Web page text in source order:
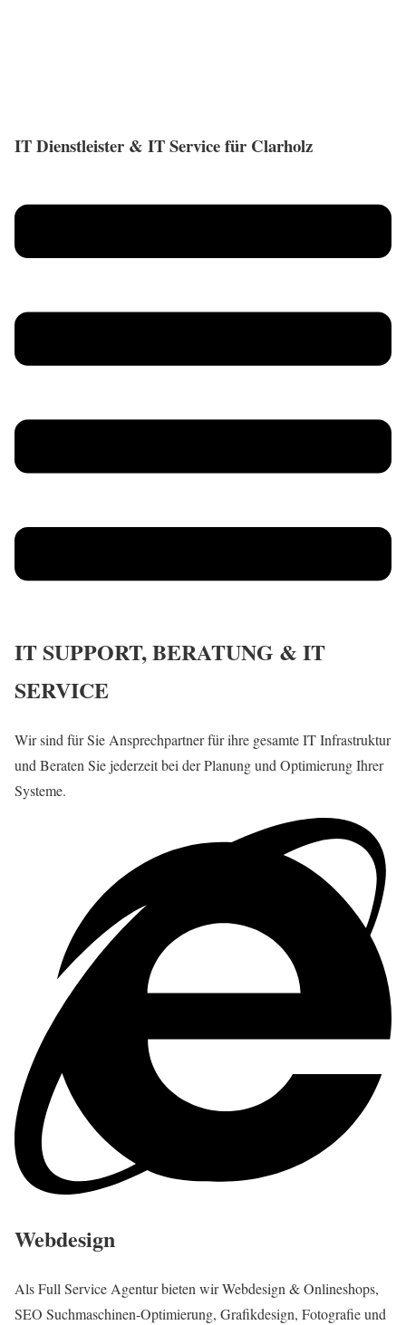
IT Dienstleister & IT Service für Clarholz
IT SUPPORT, BERATUNG & IT
SERVICE
Wir sind für Sie Ansprechpartner für ihre gesamte IT Infrastruktur
und Beraten Sie jederzeit bei der Planung und Optimierung Ihrer
Systeme.
Webdesign
Als Full Service Agentur bieten wir Webdesign & Onlineshops,
SEO Suchmaschinen-Optimierung, Grafikdesign, Fotografie und